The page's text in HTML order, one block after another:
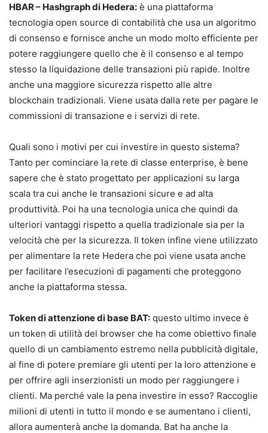
HBAR – Hashgraph di Hedera: è una piattaforma
tecnologia open source di contabilità che usa un algoritmo
di consenso e fornisce anche un modo molto efficiente per
potere raggiungere quello che è il consenso e al tempo
stesso la liquidazione delle transazioni più rapide. Inoltre
anche una maggiore sicurezza rispetto alle altre
blockchain tradizionali. Viene usata dalla rete per pagare le
commissioni di transazione e i servizi di rete.
Quali sono i motivi per cui investire in questo sistema?
Tanto per cominciare la rete di classe enterprise, è bene
sapere che è stato progettato per applicazioni su larga
scala tra cui anche le transazioni sicure e ad alta
produttività. Poi ha una tecnologia unica che quindi da
ulteriori vantaggi rispetto a quella tradizionale sia per la
velocità che per la sicurezza. Il token infine viene utilizzato
per alimentare la rete Hedera che poi viene usata anche
per facilitare l’esecuzioni di pagamenti che proteggono
anche la piattaforma stessa.
Token di attenzione di base BAT: questo ultimo invece è
un token di utilità del browser che ha come obiettivo finale
quello di un cambiamento estremo nella pubblicità digitale,
al fine di potere premiare gli utenti per la loro attenzione e
per offrire agli inserzionisti un modo per raggiungere i
clienti. Ma perché vale la pena investire in esso? Raccoglie
milioni di utenti in tutto il mondo e se aumentano i clienti,
allora aumenterà anche la domanda. Bat ha anche la